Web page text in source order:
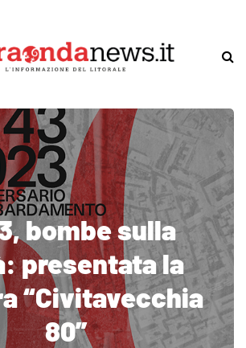
bombe sulla
presentata la
“Civitavecchia
80”